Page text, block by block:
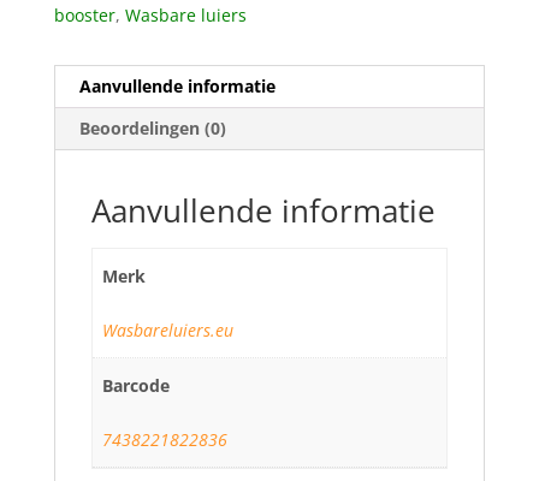
booster, Wasbare luiers
Aanvullende informatie
Beoordelingen (0)
Aanvullende informatie
Merk
Wasbareluiers.eu
Barcode
7438221822836